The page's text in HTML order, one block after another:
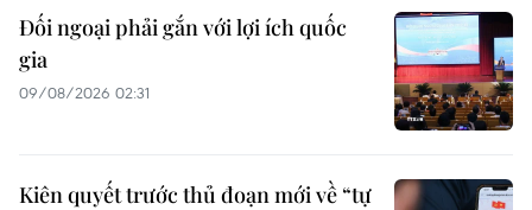
Đối ngoại phải gắn với lợi ích quốc
gia
09/08/2026 02:31
Kiên quyết trước thủ đoạn mới về “tự